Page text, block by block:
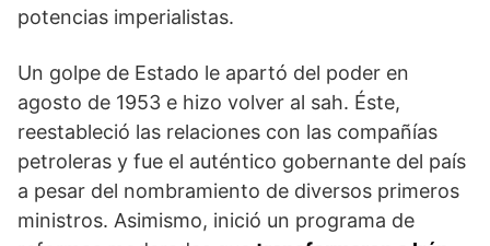
potencias imperialistas.
Un golpe de Estado le apartó del poder en
agosto de 1953 e hizo volver al sah. Éste,
reestableció las relaciones con las compañías
petroleras y fue el auténtico gobernante del país
a pesar del nombramiento de diversos primeros
ministros. Asimismo, inició un programa de